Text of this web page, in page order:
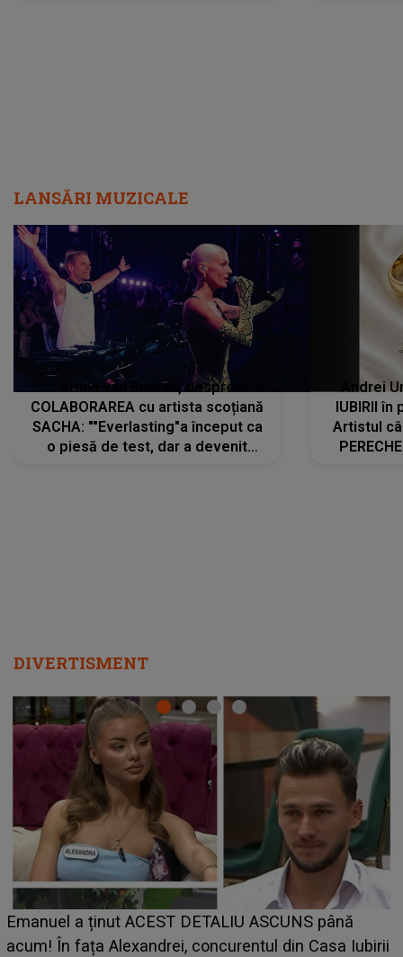
Armin van Buuren, despre
COLABORAREA cu artista scoțiană
SACHA: ""Everlasting"a început ca
o piesă de test, dar a devenit
imediat preferata fanilor. Sacha și
cu mine știam că nu am putea să o
păstrăm doar pentru noi prea mult
timp"
Andrei
Artistul
care
ASCUNS până
din Casa Iubirii
despre mama
te iubesc pentru
LINE-UP UNTOLD ONE, ziua
scena principală a festivalului
suedeză a ajuns deja în
camera de hotel